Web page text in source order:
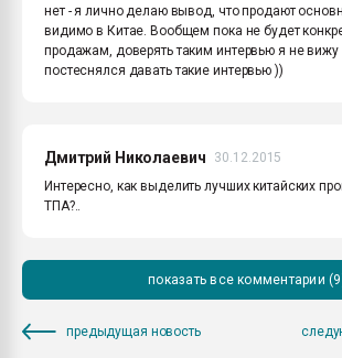
нет - я лично делаю вывод, что продают
видимо в Китае. Вообщем пока не будет
продажам, доверять таким интервью я не
постеснялся давать такие интервью ))
Дмитрий Николаевич
30.12.2015
Интересно, как выделить лучших китайских
ТПА?..
показать все комментарии
предыдущая новость